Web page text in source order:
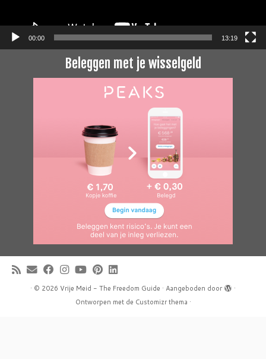
00:00 13:19
Beleggen met je wisselgeld
· © 2026 Vrije Meid - The Freedom Guide · Aangeboden door
·
Ontworpen met de Customizr thema ·